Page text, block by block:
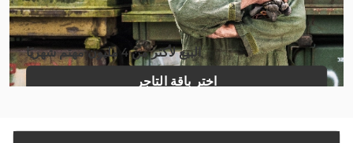
Bobcat S70
Bobcat T450
Caterpillar 908M
البيع لأكثر من 4 مليون مهتم شهريًا
اختر باقة التاجر